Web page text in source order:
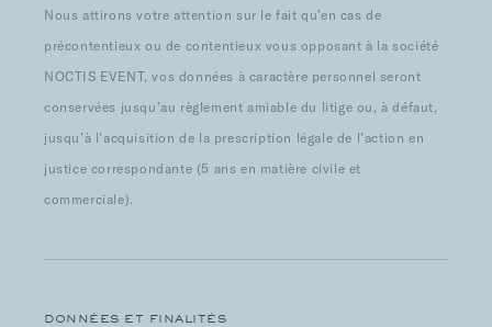
Nous attirons votre attention sur le fait qu’en cas de
précontentieux ou de contentieux vous opposant à la société
NOCTIS EVENT, vos données à caractère personnel seront
conservées jusqu’au règlement amiable du litige ou, à défaut,
jusqu’à l’acquisition de la prescription légale de l’action en
justice correspondante (5 ans en matière civile et
commerciale).
DONNÉES ET FINALITÉS